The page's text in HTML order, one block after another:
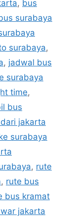
, bus
surabaya
surabaya,
, jadwal bus
surabaya
time,
bus
jakarta
surabaya
, rute
, rute bus
bus kramat
jakarta